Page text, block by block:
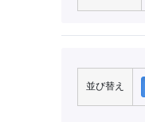
並び替え